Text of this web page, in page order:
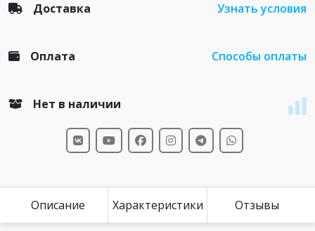
Доставка Узнать условия
Оплата Способы оплаты
Нет в наличии
Описание Характеристики Отзывы